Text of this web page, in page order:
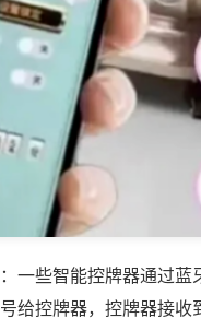
一些智能控牌器通过
给控牌器，控牌器接